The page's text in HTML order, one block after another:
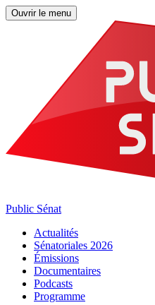
Ouvrir le menu
Public Sénat
Actualités
Sénatoriales 2026
Émissions
Documentaires
Podcasts
Programme